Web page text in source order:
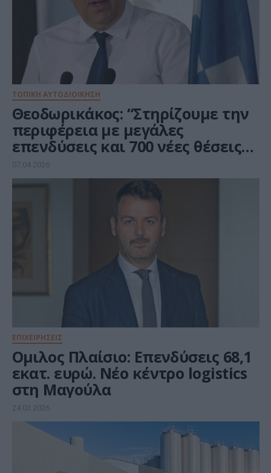
ΤΟΠΙΚΗ ΑΥΤΟΔΙΟΙΚΗΣΗ
Θεοδωρικάκος: “Στηρίζουμε την
περιφέρεια με μεγάλες
επενδύσεις και 700 νέες θέσεις
εργασίας”
07.04.2026
ΕΠΙΧΕΙΡΗΣΕΙΣ
Ομιλος Πλαίσιο: Επενδύσεις 68,1
εκατ. ευρώ. Νέο κέντρο logistics
στη Μαγούλα
24.03.2026